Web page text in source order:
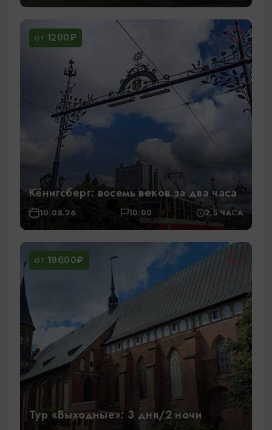
ОТ 1200₽
Кёнигсберг: восемь веков за два часа
10.08.26 10:00 2,5 ЧАСА
ОТ 19600₽
Тур «Выходные»: 3 дня/2 ночи